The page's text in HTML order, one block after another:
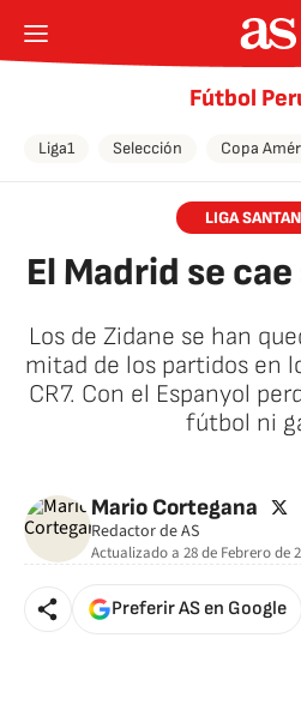
Fútbol
Liga1 Selección Copa
LIGA
El Madrid se
Los de Zidane se han
mitad de los partidos en
CR7. Con el Espanyol
fútbol ni
Mario Cortegana
Redactor de AS
Actualizado a 28 de Febrero de
Preferir AS en Google